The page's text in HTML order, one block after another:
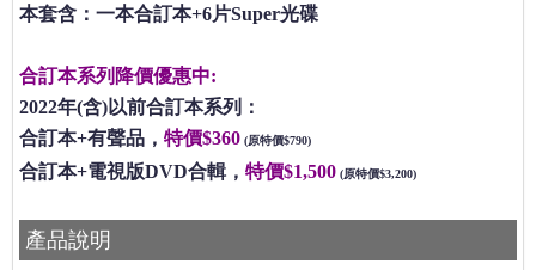
本套含：一本合訂本+6片Super光碟
合訂本系列降價優惠中:
2022年(含)以前合訂本系列：
合訂本+有聲品， 特價$360 (原特價$790)
合訂本+電視版DVD合輯， 特價$1,500 (原特價$3,200)
產品說明